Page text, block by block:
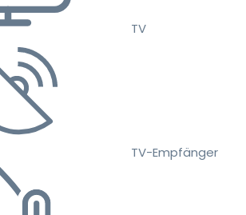
TV
TV-Empfänger